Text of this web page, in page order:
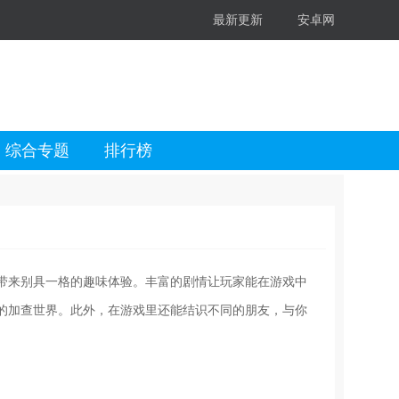
最新更新 安卓网
综合专题 排行榜
别具一格的趣味体验。丰富的剧情让玩家能在游戏中
查世界。此外，在游戏里还能结识不同的朋友，与你